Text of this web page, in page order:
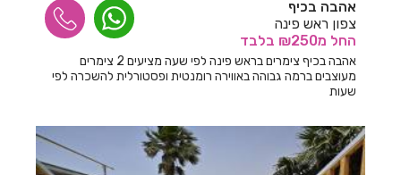
חדרים לפי שעה ביגור
חדרים לפי שעה ביהוד
חדרים לפי שעה בים המלח
חדרים לפי שעה ביערה
אהבה בכיף
צפון ראש פינה
החל מ₪250 בלבד
אהבה בכיף צימרים בראש פינה לפי שעה מציעים 2 צימרים
מעוצבים ברמה גבוהה באווירה רומנטית ופסטורלית להשכרה לפי
שעות